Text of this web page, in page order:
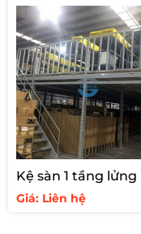
Kệ sàn 1 tầng lửng
Giá: Liên hệ